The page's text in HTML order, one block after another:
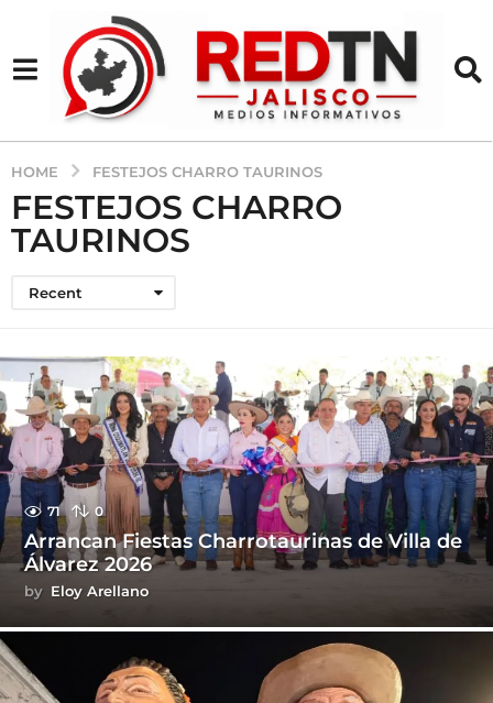
HOME FESTEJOS CHARRO TAURINOS
FESTEJOS CHARRO
TAURINOS
Recent
71 0
Arrancan Fiestas Charrotaurinas de Villa de
Álvarez 2026
by Eloy Arellano